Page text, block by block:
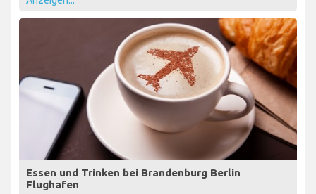
Essen und Trinken bei Brandenburg Berlin
Flughafen